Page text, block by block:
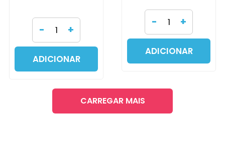
- +
ADICIONAR
- +
ADICIONAR
CARREGAR MAIS